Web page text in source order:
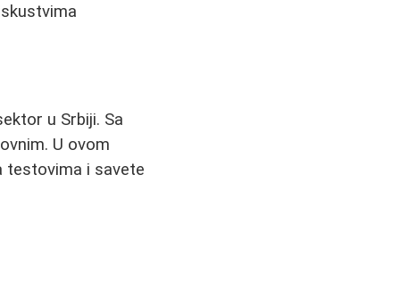
u Srbiji. Sa
U ovom
testovima i savete